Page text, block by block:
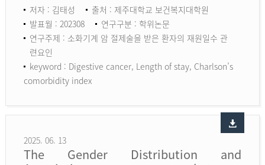
저자 : 김태성
출처 : 제주대학교 보건복지대학원
발표월 : 202308
연구구분 : 학위논문
연구주제 : 소화기계 암 절제술을 받은 환자의 재원일수 관
련요인
keyword : Digestive cancer, Length of stay, Charlson’s
comorbidity index
2025. 06. 13
The Gender Distribution and